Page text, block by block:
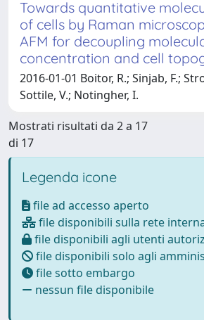
Towards quantitative
of cells by Raman
AFM for decoupling
concentration and cell
2016-01-01 Boitor, R.; Sinjab, F.;
Sottile, V.; Notingher, I.
Mostrati risultati da 2 a 17
di 17
Legenda icone
file ad accesso aperto
file disponibili sulla rete
file disponibili agli utenti
file disponibili solo agli
file sotto embargo
nessun file disponibile